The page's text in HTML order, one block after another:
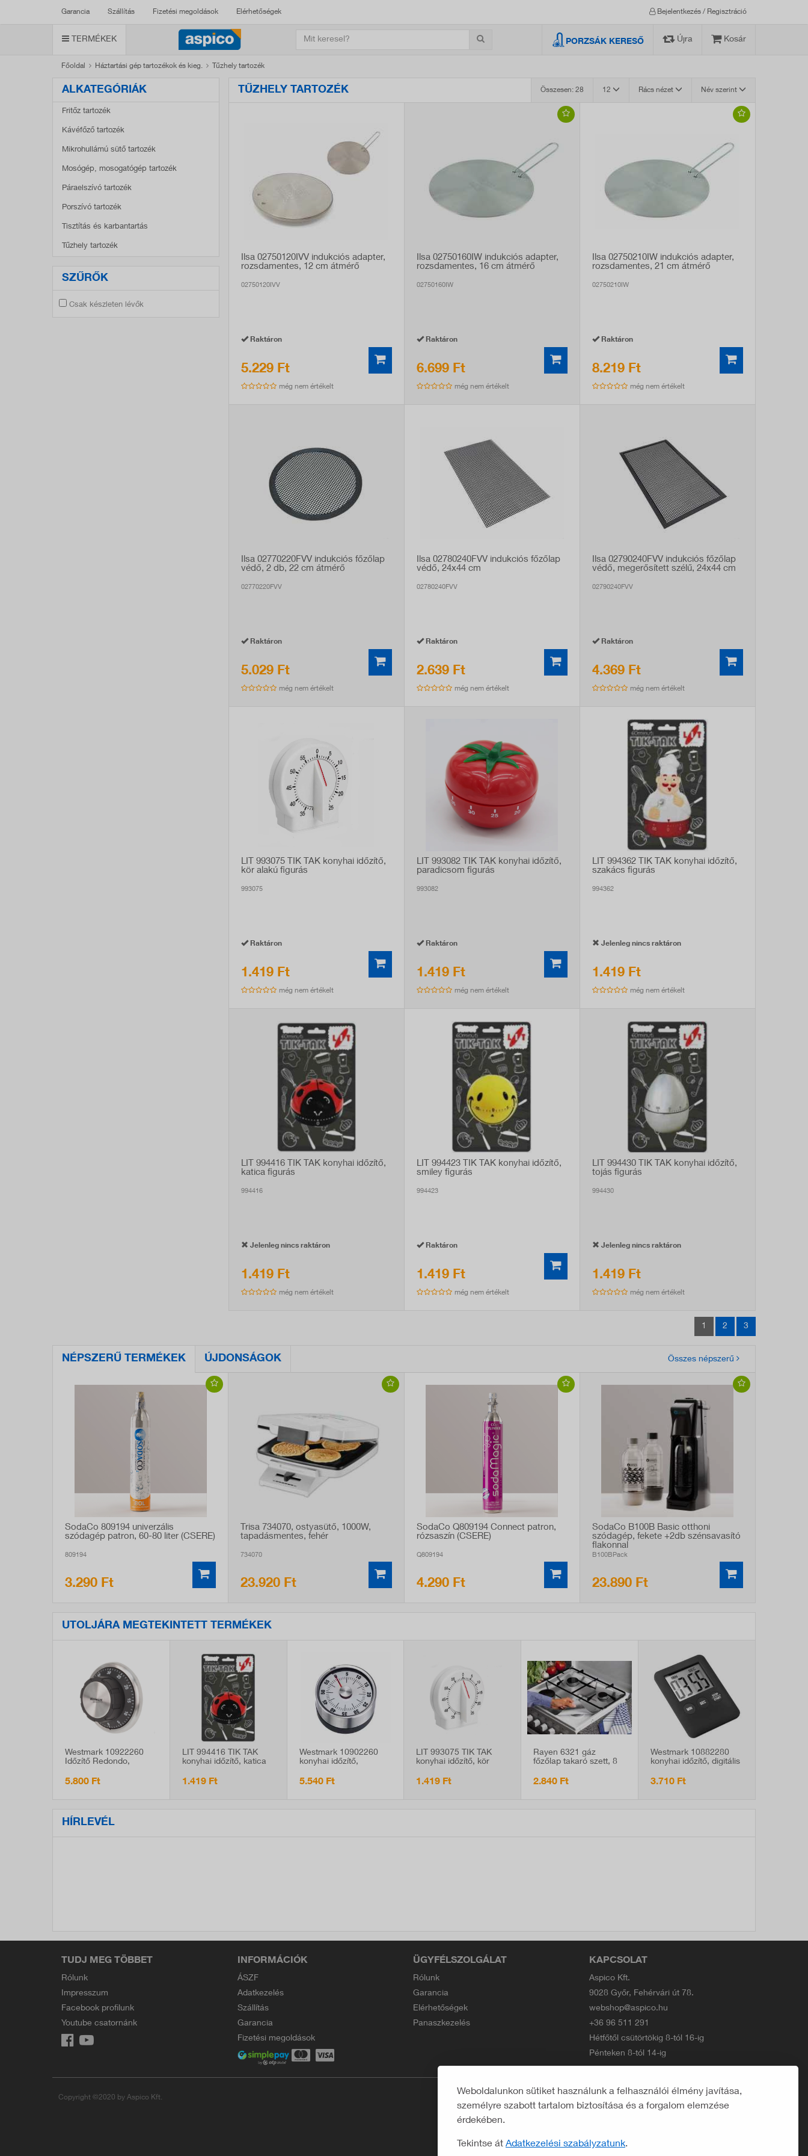
Weboldalunkon sütiket használunk a felhasználói élmény javítása,
személyre szabott tartalom biztosítása és a forgalom elemzése
érdekében.
Tekintse át Adatkezelési szabályzatunk.
Garancia Szállítás Fizetési megoldások Elérhetőségek Bejelentkezés / Regisztráció
TERMÉKEK PORZSÁK KERESŐ Újra Kosár
Főoldal Háztartási gép tartozékok és kieg. Tűzhely tartozék
ALKATEGÓRIÁK
Fritőz tartozék
Kávéfőző tartozék
Mikrohullámú sütő tartozék
Mosógép, mosogatógép tartozék
Páraelszívó tartozék
Porszívó tartozék
Tisztítás és karbantartás
Tűzhely tartozék
SZŰRŐK
Csak készleten lévők
TŰZHELY TARTOZÉK Név szerint
Rács nézet
12
Összesen: 28
Ilsa 02750120IVV indukciós adapter,
rozsdamentes, 12 cm átmérő
02750120IVV
Raktáron
5.229 Ft
még nem értékelt
Ilsa 02750160IW indukciós adapter,
rozsdamentes, 16 cm átmérő
02750160IW
Raktáron
6.699 Ft
még nem értékelt
Ilsa 02750210IW indukciós adapter,
rozsdamentes, 21 cm átmérő
02750210IW
Raktáron
8.219 Ft
még nem értékelt
Ilsa 02770220FVV indukciós főzőlap
védő, 2 db, 22 cm átmérő
02770220FVV
Raktáron
5.029 Ft
még nem értékelt
Ilsa 02780240FVV indukciós főzőlap
védő, 24x44 cm
02780240FVV
Raktáron
2.639 Ft
még nem értékelt
Ilsa 02790240FVV indukciós főzőlap
védő, megerősített szélű, 24x44 cm
02790240FVV
Raktáron
4.369 Ft
még nem értékelt
LIT 993075 TIK TAK konyhai időzítő,
kör alakú figurás
993075
Raktáron
1.419 Ft
még nem értékelt
LIT 993082 TIK TAK konyhai időzítő,
paradicsom figurás
993082
Raktáron
1.419 Ft
még nem értékelt
LIT 994362 TIK TAK konyhai időzítő,
szakács figurás
994362
Jelenleg nincs raktáron
1.419 Ft
még nem értékelt
LIT 994416 TIK TAK konyhai időzítő,
katica figurás
994416
Jelenleg nincs raktáron
1.419 Ft
még nem értékelt
LIT 994423 TIK TAK konyhai időzítő,
smiley figurás
994423
Raktáron
1.419 Ft
még nem értékelt
LIT 994430 TIK TAK konyhai időzítő,
tojás figurás
994430
Jelenleg nincs raktáron
1.419 Ft
még nem értékelt
1 2 3
NÉPSZERŰ TERMÉKEK ÚJDONSÁGOK Összes népszerű
SodaCo 809194 univerzális
szódagép patron, 60-80 liter (CSERE)
809194
3.290 Ft
Trisa 734070, ostyasütő, 1000W,
tapadásmentes, fehér
734070
23.920 Ft
SodaCo Q809194 Connect patron,
rózsaszín (CSERE)
Q809194
4.290 Ft
SodaCo B100B Basic otthoni
szódagép, fekete +2db szénsavasító
flakonnal
B100BPack
23.890 Ft
UTOLJÁRA MEGTEKINTETT TERMÉKEK
Westmark 10922260
Időzítő Redondo,
szürke, mágneses
5.800 Ft
LIT 994416 TIK TAK
konyhai időzítő, katica
1.419 Ft
Westmark 10902260
konyhai időzítő,
5.540 Ft
LIT 993075 TIK TAK
konyhai időzítő, kör
1.419 Ft
Rayen 6321 gáz
főzőlap takaró szett, 8
2.840 Ft
Westmark 10882280
konyhai időzítő, digitális
3.710 Ft
HÍRLEVÉL
TUDJ MEG TÖBBET
Rólunk
Impresszum
Facebook profilunk
Youtube csatornánk
INFORMÁCIÓK
ÁSZF
Adatkezelés
Szállítás
Garancia
Fizetési megoldások
ÜGYFÉLSZOLGÁLAT
Rólunk
Garancia
Elérhetőségek
Panaszkezelés
KAPCSOLAT
Aspico Kft.
9028 Győr, Fehérvári út 78.
webshop@aspico.hu
+36 96 511 291
Hétfőtől csütörtökig 8-tól 16-ig
Pénteken 8-tól 14-ig
Copyright ©2020 by Aspico Kft. Developed by